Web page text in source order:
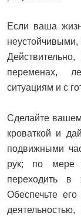
Если ваша
переменах,
ситуациям и с
Сделайте
кроваткой и
подвижными
рук; по мере
переходить в
Обеспечьте